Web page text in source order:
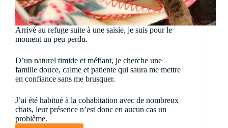
Arrivé au refuge suite à une saisie, je suis pour le
moment un peu perdu.
D’un naturel timide et méfiant, je cherche une
famille douce, calme et patiente qui saura me mettre
en confiance sans me brusquer.
J’ai été habitué à la cohabitation avec de nombreux
chats, leur présence n’est donc en aucun cas un
problème.